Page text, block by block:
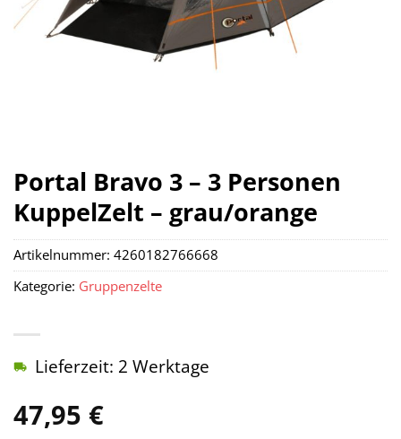
Portal Bravo 3 – 3 Personen
KuppelZelt – grau/orange
47,95 €
Lieferzeit: 2 Werktage
Artikelnummer: 4260182766668
Kategorie: Gruppenzelte